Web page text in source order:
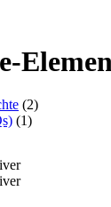
(2)
(1)